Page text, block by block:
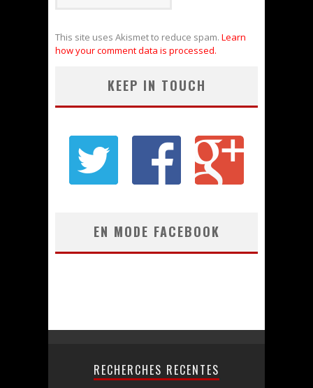
This site uses Akismet to reduce spam. Learn
how your comment data is processed.
KEEP IN TOUCH
EN MODE FACEBOOK
RECHERCHES RECENTES